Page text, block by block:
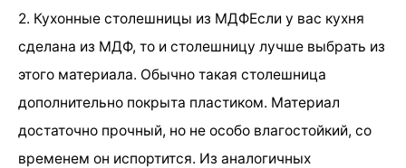
2. Кухонные столешницы из МДФЕсли у вас кухня
сделана из МДФ, то и столешницу лучше выбрать из
этого материала. Обычно такая столешница
дополнительно покрыта пластиком. Материал
достаточно прочный, но не особо влагостойкий, со
временем он испортится. Из аналогичных